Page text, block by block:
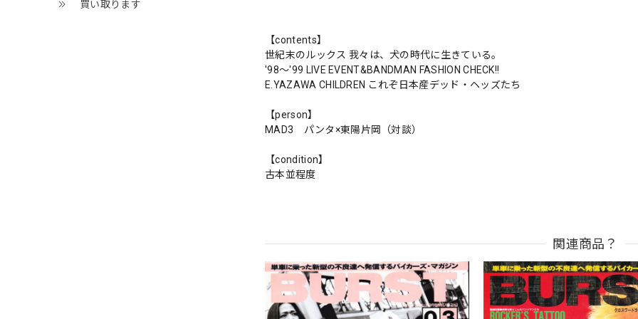
買い取ります
【contents】
世紀末のルックス 我々は、犬の時代に生きている。
'98～'99 LIVE EVENT&BANDMAN FASHION CHECK!!
E.YAZAWA CHILDREN これぞ日本産デッド・ヘッズたち
【person】
MAD3 パンタ×東陽片岡（対談）
【condition】
古本並程度
関連商品？